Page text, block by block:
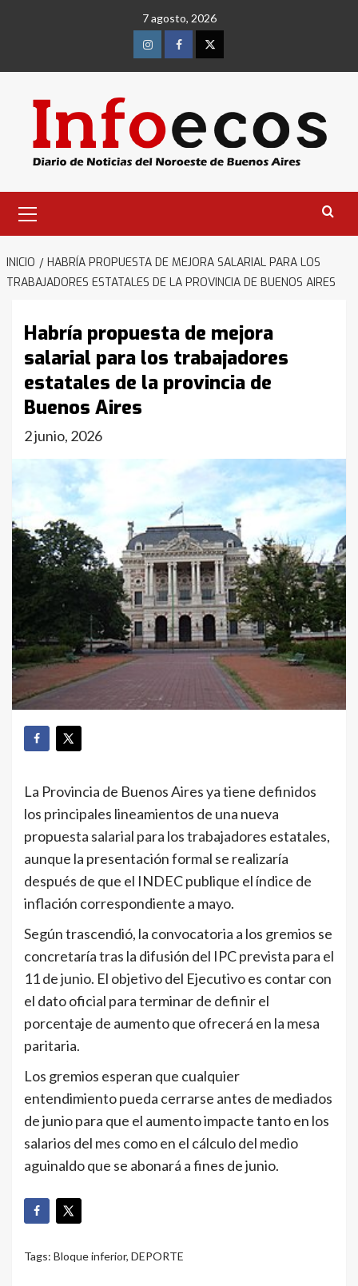
7 agosto, 2026
InstagramFacebookTwitter
primario
INICIO
HABRÍA PROPUESTA DE MEJORA SALARIAL PARA LOS
TRABAJADORES ESTATALES DE LA PROVINCIA DE BUENOS AIRES
Habría propuesta de mejora
salarial para los trabajadores
estatales de la provincia de
Buenos Aires
2 junio, 2026
La Provincia de Buenos Aires ya tiene definidos
los principales lineamientos de una nueva
propuesta salarial para los trabajadores estatales,
aunque la presentación formal se realizaría
después de que el INDEC publique el índice de
inflación correspondiente a mayo.
Según trascendió, la convocatoria a los gremios se
concretaría tras la difusión del IPC prevista para el
11 de junio. El objetivo del Ejecutivo es contar con
el dato oficial para terminar de definir el
porcentaje de aumento que ofrecerá en la mesa
paritaria.
Los gremios esperan que cualquier
entendimiento pueda cerrarse antes de mediados
de junio para que el aumento impacte tanto en los
salarios del mes como en el cálculo del medio
aguinaldo que se abonará a fines de junio.
Tags: Bloque inferior, DEPORTE